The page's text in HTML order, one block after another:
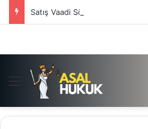
Satış Vaadi Sözleşmesi İptali
Menü